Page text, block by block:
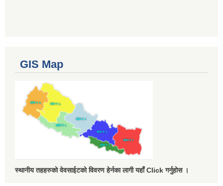
GIS Map
स्थानीय तहहरुको वेवसाईटको विवरण हेर्नका लागी यहाँ Click गर्नुहोस ।